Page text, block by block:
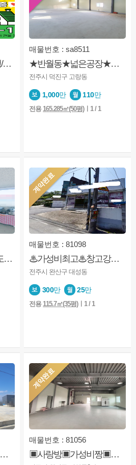
☆약 60평☆신축☆근생/제조업소/사무실./창고
매물번호 : sa8511
★반월동★넓은공장★제조업소 ★공장★넓은마당★고속도로,산업도록근처
전주시 덕진구 고랑동
1,000만 110만
전용 165.285㎡(50평)ㅣ1 / 1
★팔복동★1층상가★도로변★주차편리★공장단지안★일반상가 및 창고가능
계약완료
매물번호 : 81098
♨가성비최고♨창고강추♨접근성 좋음♨
전주시 완산구 대성동
300만 25만
전용 115.7㎡(35평)ㅣ1 / 1
★김제시★용지면★신축공장★2종근생★공장.★제조업★창고
계약완료
매물번호 : 81056
▣사랑방▣가성비짱▣창고시설